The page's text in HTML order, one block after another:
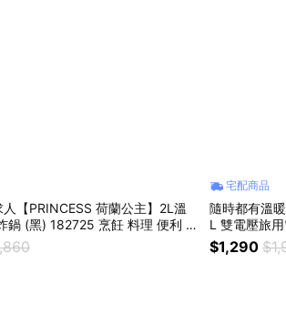
【PRINCESS 荷蘭公主】2L溫
鍋 (黑) 182725 烹飪 料理 便利 美
品推薦
宅配商品
隨時都有溫
L 雙電壓旅
輕巧方便 國
泡茶 泡麵 飲
$1,290